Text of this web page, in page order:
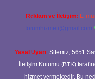
Reklam ve İletişim: E-
forumhizmeti@gmail.com
Yasal Uyarı: Sitemiz, 5651
İletişim Kurumu (BTK)
hizmet vermektedir. Bu